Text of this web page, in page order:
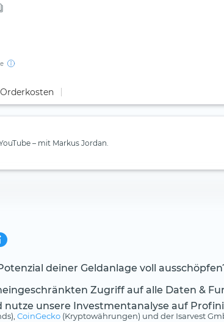
Orderkosten
– mit Markus Jordan.
deiner Geldanlage voll
Zugriff auf alle Daten &
unsere Investmentanalyse auf
CoinGecko (Kryptowährungen) und der Isarvest